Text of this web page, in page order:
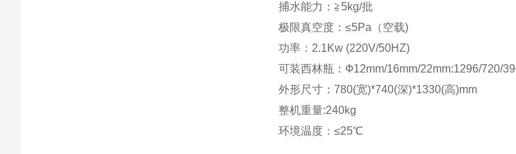
捕水能力：≧5kg/批
极限真空度：≤5Pa（空载)
功率：2.1Kw (220V/50HZ)
可装西林瓶：Ф12mm/16mm/22mm:1296/720/
外形尺寸：780(宽)*740(深)*1330(高)mm
整机重量:240kg
环境温度：≤25℃